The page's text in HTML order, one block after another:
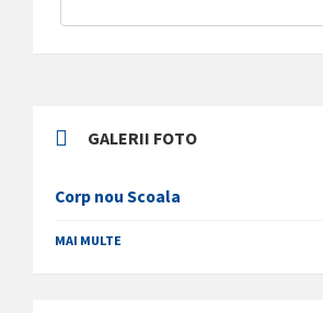
GALERII FOTO
Corp nou Scoala
MAI MULTE